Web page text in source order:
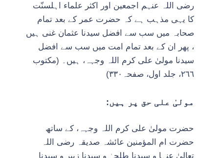
رضی اللہ عنہم اجمعین اور اکثر علماء اہلسنّت
کا یہی مذہب ہے کہ حضرت عمر کے بعد تمام
صحابہ میں سب سے افضل سیدنا عثمان غنی ہیں
، پھر ان کے بعد تمام امت میں سب سے افضل
سیدنا مولیٰ علی کرم اللہ وجہہ، ہیں۔ (مکتوب
٢٦٦، جلد اول، صفحہ٣٣٠)
مولیٰ علی حق پر ہیں:
حضرت مولیٰ علی کرم اللہ وجہہ، کے ساتھ
حضرت ام المؤمنین عائشہ صدیقہ رضی اللہ
تعالیٰ عنہا و سیدنا طلحہٰ و سیدنا زبیر و سیدنا